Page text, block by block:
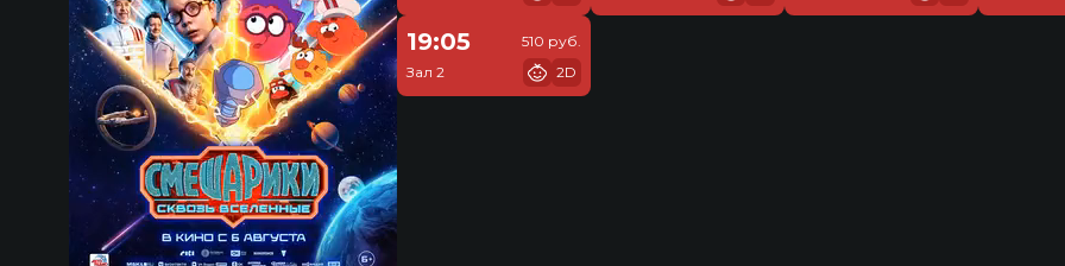
19:05
Зал 2
510 руб.
2D